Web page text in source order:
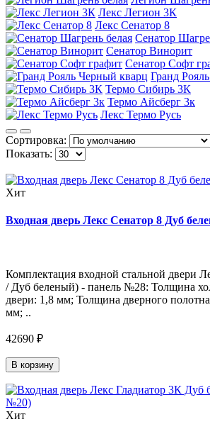
Лекс Легион 3К
Лекс Сенатор 8
Сенатор
Сенатор Винорит
Сенатор Софт
Гранд
Термо Сибирь 3К
Термо Айсберг 3к
Лекс Термо Русь
Сортировка:
Показать:
Хит
Входная дверь Лекс Сенатор 8 Дуб
Комплектация входной стальной двери
/ Дуб беленый) - панель №28: Толщина
двери: 1,8 мм; Толщина дверного
мм; ..
42690 ₽
В корзину
Хит